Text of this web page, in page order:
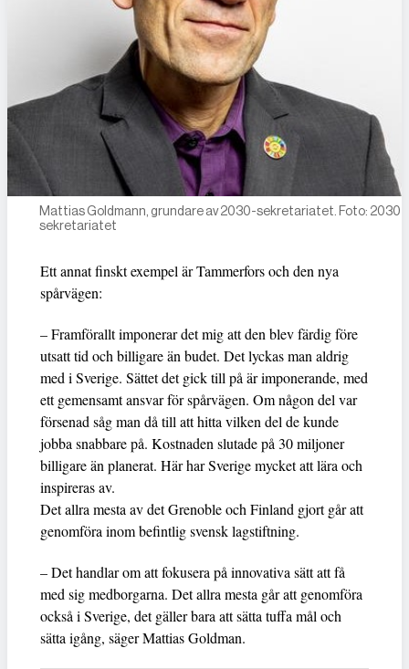
Mattias Goldmann, grundare av 2030-sekretariatet. Foto: 2030-
sekretariatet
Ett annat finskt exempel är Tammerfors och den nya
spårvägen:
– Framförallt imponerar det mig att den blev färdig före
utsatt tid och billigare än budet. Det lyckas man aldrig
med i Sverige. Sättet det gick till på är imponerande, med
ett gemensamt ansvar för spårvägen. Om någon del var
försenad såg man då till att hitta vilken del de kunde
jobba snabbare på. Kostnaden slutade på 30 miljoner
billigare än planerat. Här har Sverige mycket att lära och
inspireras av.
Det allra mesta av det Grenoble och Finland gjort går att
genomföra inom befintlig svensk lagstiftning.
– Det handlar om att fokusera på innovativa sätt att få
med sig medborgarna. Det allra mesta går att genomföra
också i Sverige, det gäller bara att sätta tuffa mål och
sätta igång, säger Mattias Goldman.